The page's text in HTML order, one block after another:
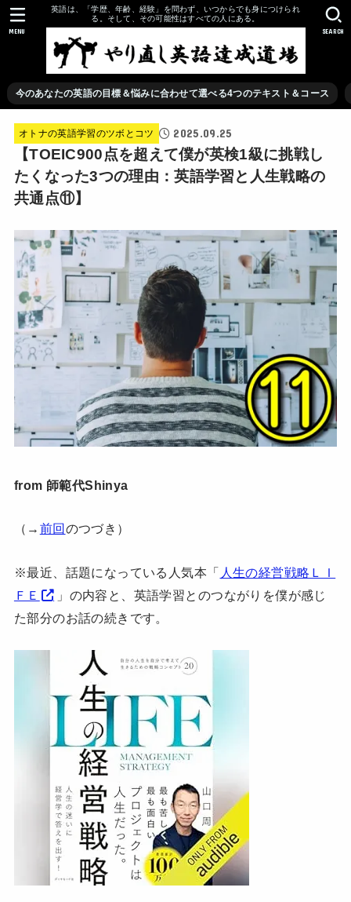
英語は、「学歴、年齢、経験」を問わず、いつからでも身につけられ
る。そして、その可能性はすべての人にある。
今のあなたの英語の目標＆悩みに合わせて選べる4つのテキスト＆コース
SEARCH
MENU
オトナの英語学習のツボとコツ 2025.09.25
【TOEIC900点を超えて僕が英検1級に挑戦し
たくなった3つの理由：英語学習と人生戦略の
共通点⑪】
from 師範代Shinya
（→ 前回 のつづき）
※最近、話題になっている人気本「 人生の経営戦略ＬＩ
ＦＥ
」の内容と、英語学習とのつながりを僕が感じ
た部分のお話の続きです。